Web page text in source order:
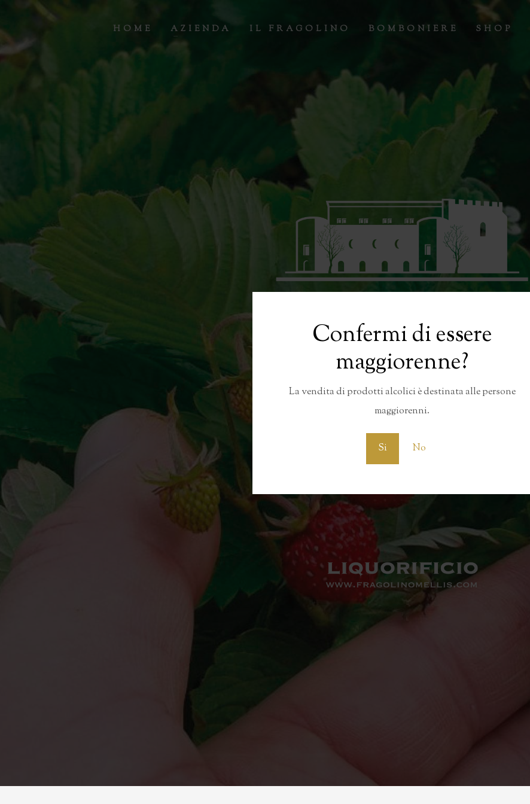
Confermi di essere
maggiorenne?
La vendita di prodotti alcolici è destinata alle persone
maggiorenni.
Si No
HOME AZIENDA IL FRAGOLINO BOMBONIERE SHOP